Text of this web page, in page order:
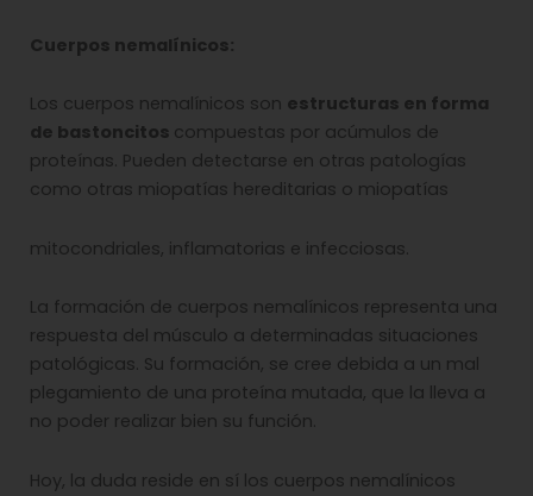
Cuerpos nemalínicos:
Los cuerpos nemalínicos son estructuras en forma
de bastoncitos compuestas por acúmulos de
proteínas. Pueden detectarse en otras patologías
como otras miopatías hereditarias o miopatías
mitocondriales, inflamatorias e infecciosas.
La formación de cuerpos nemalínicos representa una
respuesta del músculo a determinadas situaciones
patológicas. Su formación, se cree debida a un mal
plegamiento de una proteína mutada, que la lleva a
no poder realizar bien su función.
Hoy, la duda reside en sí los cuerpos nemalínicos